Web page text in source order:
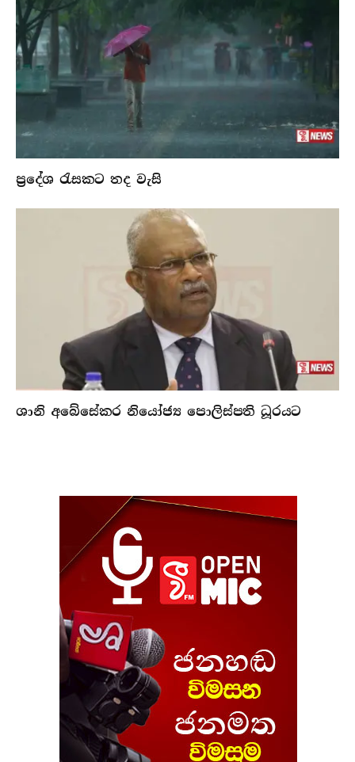
ප්‍රදේශ රැසකට තද වැසි
ශානි අබේසේකර නියෝජ්‍ය පොලිස්පති ධූරයට